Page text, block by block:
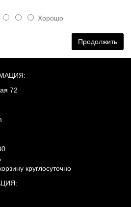
Хорошо
Продолжить
72
круглосуточно